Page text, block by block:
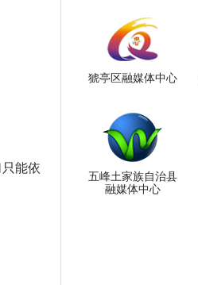
能依
猇亭区融媒体中心
五峰土家族自治县
融媒体中心